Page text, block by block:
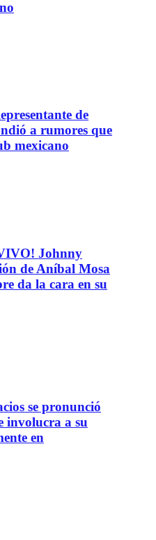
de
a rumores que
mexicano
Johnny
de Aníbal Mosa
da la cara en su
se pronunció
involucra a su
en